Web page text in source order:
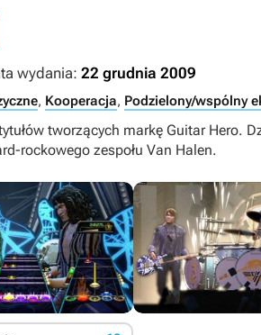
wydania: 22 grudnia 2009
, Kooperacja, Podzielony/wspólny
tworzących markę Guitar Hero.
rockowego zespołu Van Halen.